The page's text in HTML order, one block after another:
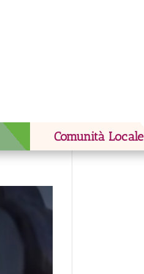
Comunità Locale